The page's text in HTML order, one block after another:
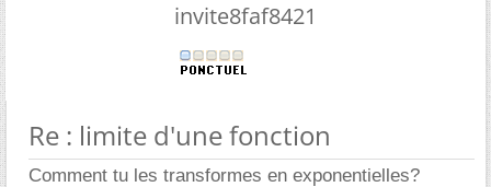
invite8faf8421
Re : limite d'une fonction
Comment tu les transformes en exponentielles?